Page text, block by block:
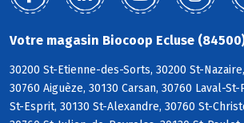
Votre magasin Biocoop Ecluse
30200 St-Etienne-des-Sorts, 30200 St-
30760 Aiguèze, 30130 Carsan, 30760 Laval-
St-Esprit, 30130 St-Alexandre, 30760 St-